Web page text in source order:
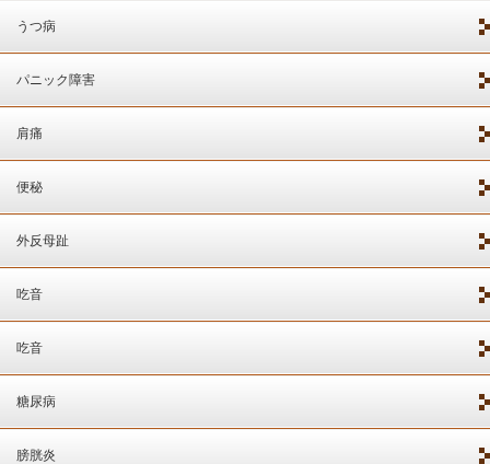
うつ病
パニック障害
肩痛
便秘
外反母趾
吃音
吃音
糖尿病
膀胱炎